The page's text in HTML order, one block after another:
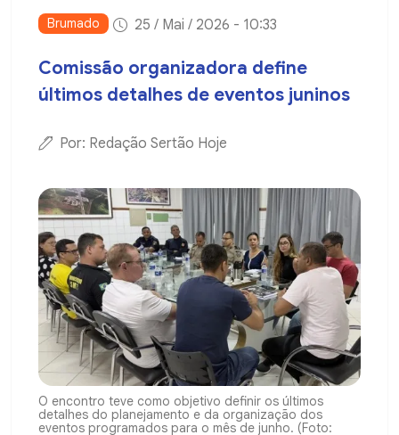
Brumado 25 / Mai / 2026 - 10:33
Comissão organizadora define
últimos detalhes de eventos juninos
Por: Redação Sertão Hoje
O encontro teve como objetivo definir os últimos
detalhes do planejamento e da organização dos
eventos programados para o mês de junho. (Foto: